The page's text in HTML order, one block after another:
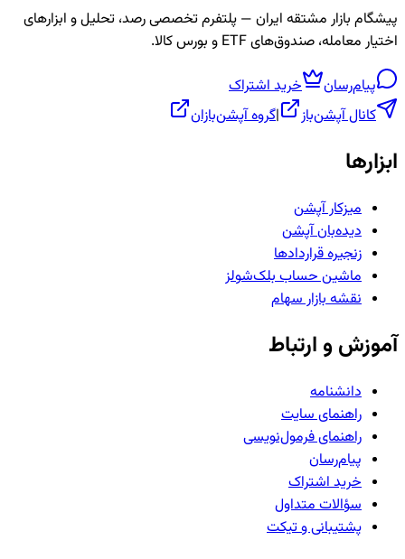
پیشگام بازار مشتقه ایران — پلتفرم تخصصی رصد، تحلیل و ابزارهای
اختیار معامله، صندوق‌های ETF و بورس کالا.
پیام‌رسان
خرید اشتراک
کانال آپشن‌باز
|گروه آپشن‌بازان
ابزارها
میزکار آپشن
دیده‌بان آپشن
زنجیره قراردادها
ماشین حساب بلک‌شولز
نقشه بازار سهام
آموزش و ارتباط
دانشنامه
راهنمای سایت
راهنمای فرمول‌نویسی
پیام‌رسان
خرید اشتراک
سؤالات متداول
پشتیبانی و تیکت